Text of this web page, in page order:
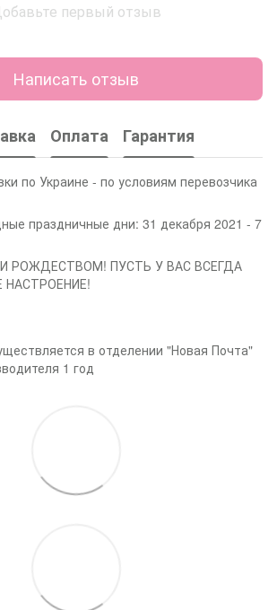
первый отзыв
Написать отзыв
Оплата Гарантия
по Украине - по условиям перевозчика
праздничные дни: 31 декабря 2021 - 7
РОЖДЕСТВОМ! ПУСТЬ У ВАС ВСЕГДА
в отделении "Новая Почта"
1 год